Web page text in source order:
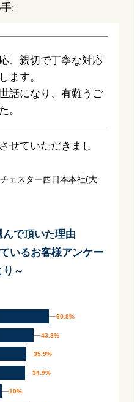
:
、親切で丁寧な対応
ます。
話になり、有難うご
。
せていただきまし
ェスター西日本本社(大
で頂いた理由
いるお客様アンケー
り～
60.8%
60.8%
43.8%
43.8%
35.9%
35.9%
34.9%
34.9%
10%
10%